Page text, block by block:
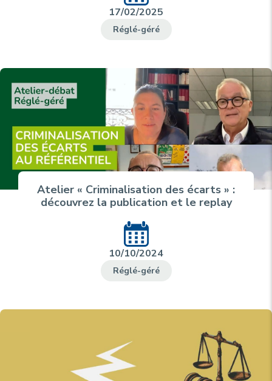
17/02/2025
Réglé-géré
Atelier « Criminalisation des écarts » :
découvrez la publication et le replay
10/10/2024
Réglé-géré